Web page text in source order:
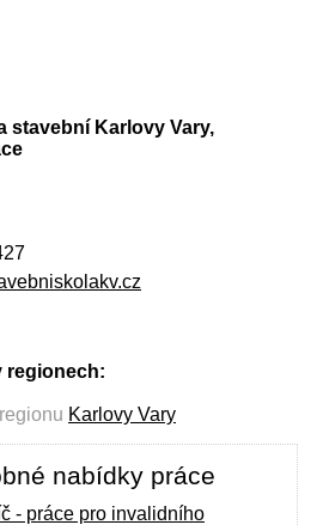
stavební Karlovy Vary,
regionech:
Karlovy Vary
nabídky práce
- práce pro invalidního